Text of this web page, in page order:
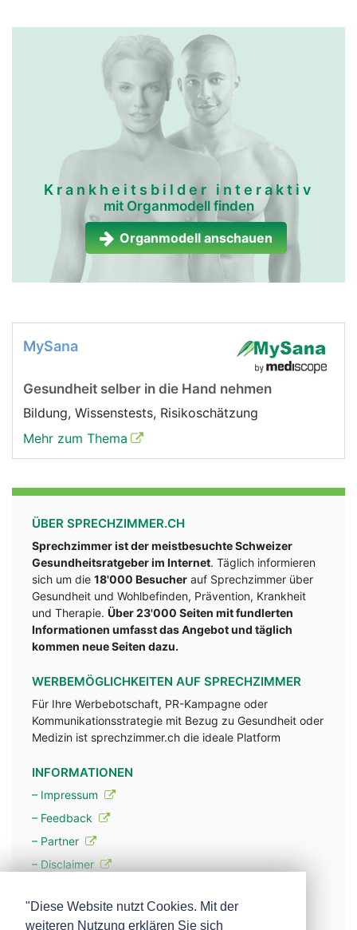
Krankheitsbilder interaktiv
mit Organmodell finden
Organmodell anschauen
MySana
Gesundheit selber in die Hand nehmen
Bildung, Wissenstests, Risikoschätzung
Mehr zum Thema
ÜBER SPRECHZIMMER.CH
Sprechzimmer ist der meistbesuchte Schweizer
Gesundheitsratgeber im Internet. Täglich informieren
sich um die 18'000 Besucher auf Sprechzimmer über
Gesundheit und Wohlbefinden, Prävention, Krankheit
und Therapie. Über 23'000 Seiten mit fundlerten
Informationen umfasst das Angebot und täglich
kommen neue Seiten dazu.
WERBEMÖGLICHKEITEN AUF SPRECHZIMMER
Für Ihre Werbebotschaft, PR-Kampagne oder
Kommunikationsstrategie mit Bezug zu Gesundheit oder
Medizin ist sprechzimmer.ch die ideale Platform
INFORMATIONEN
– Impressum
– Feedback
– Partner
– Disclaimer
– Werbung
"Diese Website nutzt Cookies. Mit der
weiteren Nutzung erklären Sie sich